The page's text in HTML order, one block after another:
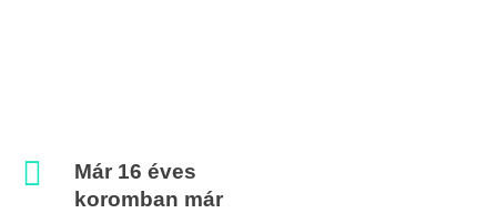
Már 16 éves
koromban már